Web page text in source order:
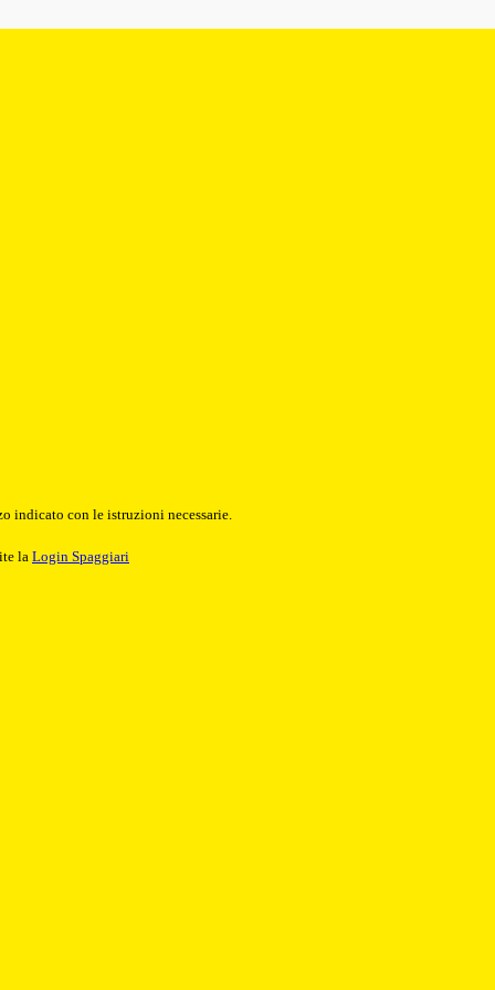
indicato con le istruzioni necessarie.
la Login Spaggiari